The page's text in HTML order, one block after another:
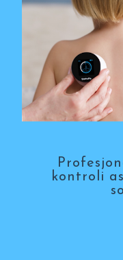
kontroli